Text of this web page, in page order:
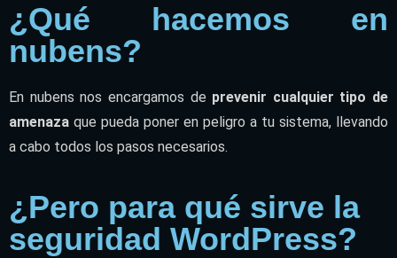
¿Qué hacemos en
nubens?
En nubens nos encargamos de prevenir cualquier tipo de
amenaza que pueda poner en peligro a tu sistema, llevando
a cabo todos los pasos necesarios.
¿Pero para qué sirve la
seguridad WordPress?